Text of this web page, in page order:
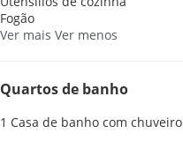
Fogão
Ver mais Ver menos
Quartos de banho
1 Casa de banho com chuveiro